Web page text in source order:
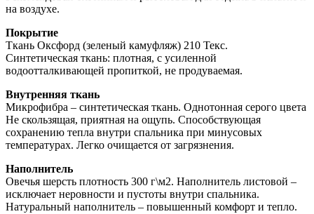
на воздухе.
Покрытие
Ткань Оксфорд (зеленый камуфляж) 210 Текс.
Синтетическая ткань: плотная, с усиленной
водоотталкивающей пропиткой, не продуваемая.
Внутренняя ткань
Микрофибра – синтетическая ткань. Однотонная серого цвета
Не скользящая, приятная на ощупь. Способствующая
сохранению тепла внутри спальника при минусовых
температурах. Легко очищается от загрязнения.
Наполнитель
Овечья шерсть плотность 300 г\м2. Наполнитель листовой –
исключает неровности и пустоты внутри спальника.
Натуральный наполнитель – повышенный комфорт и тепло.